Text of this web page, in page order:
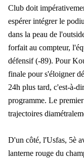
Club doit
espérer intégrer le
dans la peau de
forfait au compteur,
défensif (-89). Pour
finale pour s'éloigner
24h plus tard, c'est-à-
programme. Le
trajectoires
D'un côté, l'Usfas, 5è
lanterne rouge du